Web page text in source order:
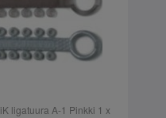
ligatuura A-1 Pinkki 1 x